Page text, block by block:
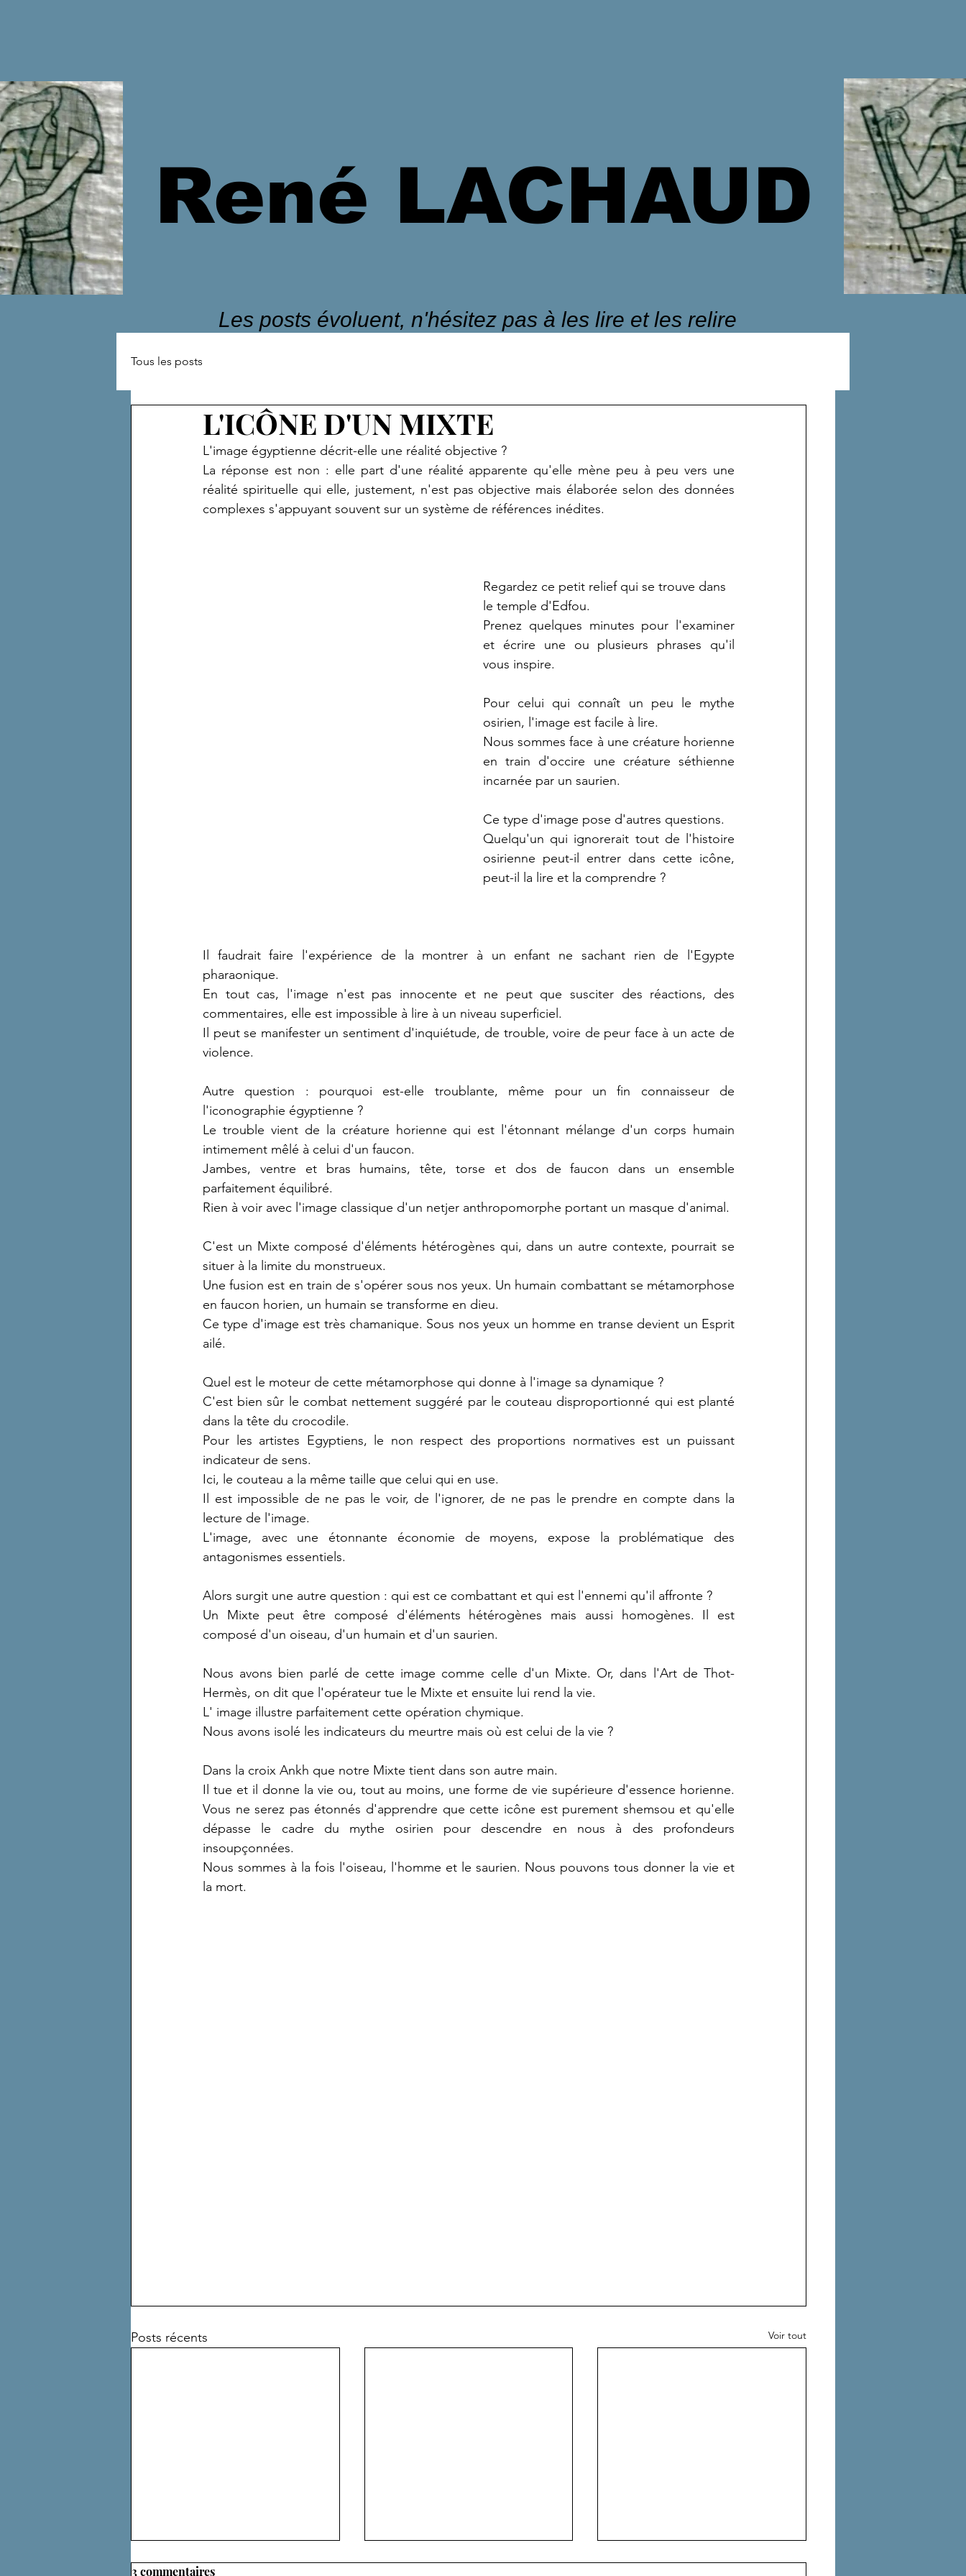
René LACHAUD
Les posts évoluent, n'hésitez pas à les lire et les relire
Tous les posts
L'ICÔNE D'UN MIXTE
L'image égyptienne décrit-elle une réalité objective ?
La réponse est non : elle part d'une réalité apparente qu'elle mène peu à peu vers une
réalité spirituelle qui elle, justement, n'est pas objective mais élaborée selon des données
complexes s'appuyant souvent sur un système de références inédites.
Regardez ce petit relief qui se trouve dans
le temple d'Edfou.
Prenez quelques minutes pour l'examiner
et écrire une ou plusieurs phrases qu'il
vous inspire.
Pour celui qui connaît un peu le mythe
osirien, l'image est facile à lire.
Nous sommes face à une créature horienne
en train d'occire une créature séthienne
incarnée par un saurien.
Ce type d'image pose d'autres questions.
Quelqu'un qui ignorerait tout de l'histoire
osirienne peut-il entrer dans cette icône,
peut-il la lire et la comprendre ?
Il faudrait faire l'expérience de la montrer à un enfant ne sachant rien de l'Egypte
pharaonique.
En tout cas, l'image n'est pas innocente et ne peut que susciter des réactions, des
commentaires, elle est impossible à lire à un niveau superficiel.
Il peut se manifester un sentiment d'inquiétude, de trouble, voire de peur face à un acte de
violence.
Autre question : pourquoi est-elle troublante, même pour un fin connaisseur de
l'iconographie égyptienne ?
Le trouble vient de la créature horienne qui est l'étonnant mélange d'un corps humain
intimement mêlé à celui d'un faucon.
Jambes, ventre et bras humains, tête, torse et dos de faucon dans un ensemble
parfaitement équilibré.
Rien à voir avec l'image classique d'un netjer anthropomorphe portant un masque d'animal.
C'est un Mixte composé d'éléments hétérogènes qui, dans un autre contexte, pourrait se
situer à la limite du monstrueux.
Une fusion est en train de s'opérer sous nos yeux. Un humain combattant se métamorphose
en faucon horien, un humain se transforme en dieu.
Ce type d'image est très chamanique. Sous nos yeux un homme en transe devient un Esprit
ailé.
Quel est le moteur de cette métamorphose qui donne à l'image sa dynamique ?
C'est bien sûr le combat nettement suggéré par le couteau disproportionné qui est planté
dans la tête du crocodile.
Pour les artistes Egyptiens, le non respect des proportions normatives est un puissant
indicateur de sens.
Ici, le couteau a la même taille que celui qui en use.
Il est impossible de ne pas le voir, de l'ignorer, de ne pas le prendre en compte dans la
lecture de l'image.
L'image, avec une étonnante économie de moyens, expose la problématique des
antagonismes essentiels.
Alors surgit une autre question : qui est ce combattant et qui est l'ennemi qu'il affronte ?
Un Mixte peut être composé d'éléments hétérogènes mais aussi homogènes. Il est
composé d'un oiseau, d'un humain et d'un saurien.
Nous avons bien parlé de cette image comme celle d'un Mixte. Or, dans l'Art de Thot-
Hermès, on dit que l'opérateur tue le Mixte et ensuite lui rend la vie.
L' image illustre parfaitement cette opération chymique.
Nous avons isolé les indicateurs du meurtre mais où est celui de la vie ?
Dans la croix Ankh que notre Mixte tient dans son autre main.
Il tue et il donne la vie ou, tout au moins, une forme de vie supérieure d'essence horienne.
Vous ne serez pas étonnés d'apprendre que cette icône est purement shemsou et qu'elle
dépasse le cadre du mythe osirien pour descendre en nous à des profondeurs
insoupçonnées.
Nous sommes à la fois l'oiseau, l'homme et le saurien. Nous pouvons tous donner la vie et
la mort.
Posts récents Voir tout
3 commentaires